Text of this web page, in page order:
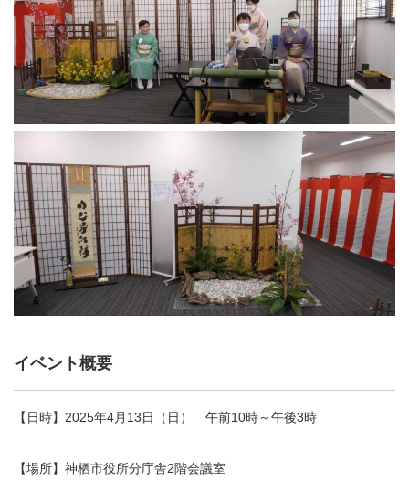
イベント概要
【日時】2025年4月13日（日） 午前10時～午後3時
【場所】神栖市役所分庁舎2階会議室